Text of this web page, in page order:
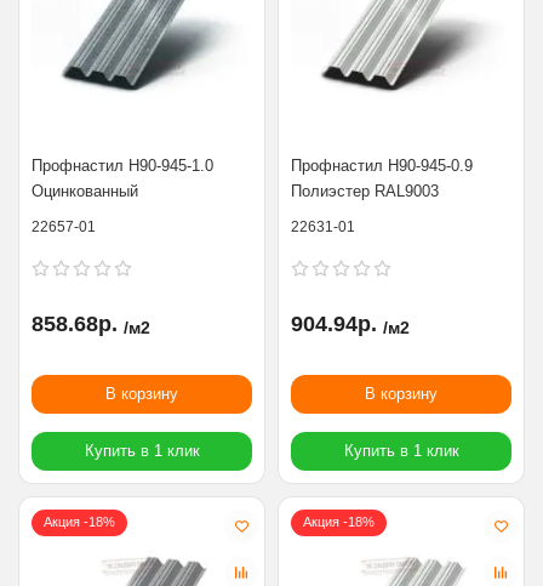
Профнастил Н90-945-1.0
Оцинкованный
22657-01
858.68р. /м2
В корзину
Купить в 1 клик
Профнастил Н90-945-0.9
Полиэстер RAL9003
22631-01
904.94р. /м2
В корзину
Купить в 1 клик
Акция -18% Акция -18%